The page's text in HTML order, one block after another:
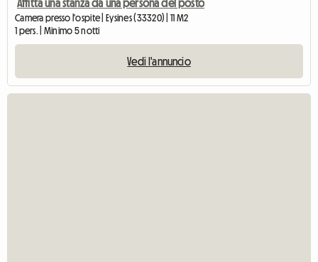
Affitta una stanza da una persona del posto
Camera presso l'ospite | Eysines (33320) | 11 M2
1 pers. | Minimo 5 notti
Vedi l'annuncio